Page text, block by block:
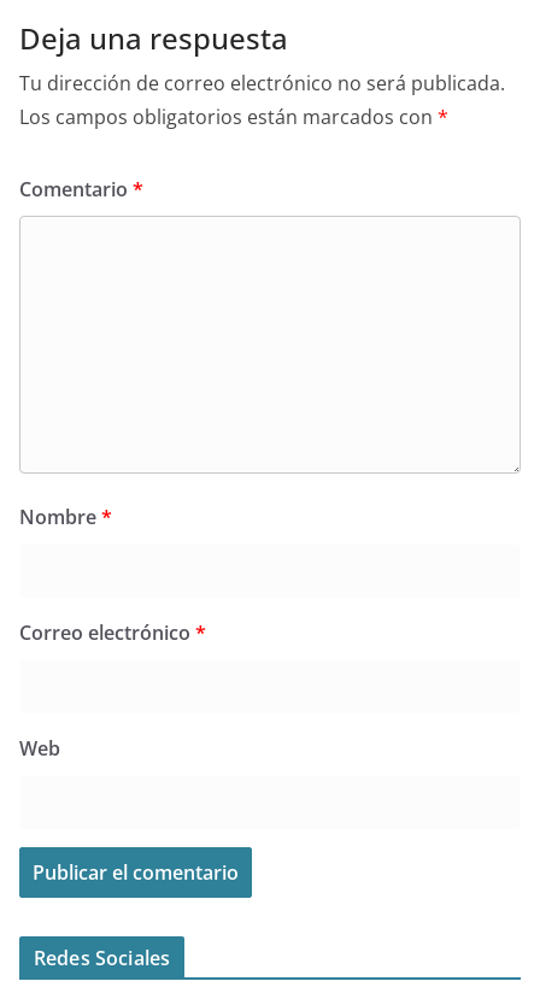
Deja una respuesta
Tu dirección de correo electrónico no será publicada.
Los campos obligatorios están marcados con *
Comentario *
Nombre*
Correo electrónico *
Web
Redes Sociales